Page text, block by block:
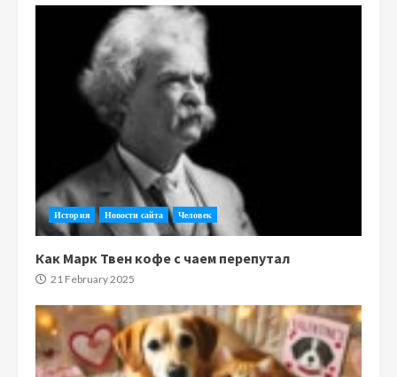
История Новости сайта Человек
Как Марк Твен кофе с чаем перепутал
21 February 2025